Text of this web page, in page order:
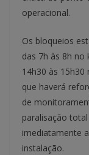
operacional.
Os bloqueios
das 7h às 8h no
14h30 às
que haverá
de
paralisação
imediatamente
instalação.